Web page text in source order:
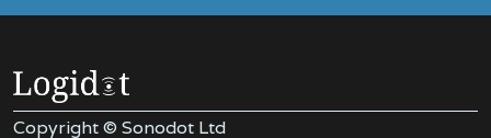
Copyright © Sonodot Ltd